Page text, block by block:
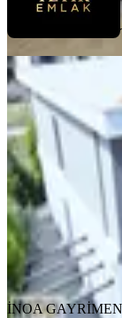
İNOA
Ara
İNOA